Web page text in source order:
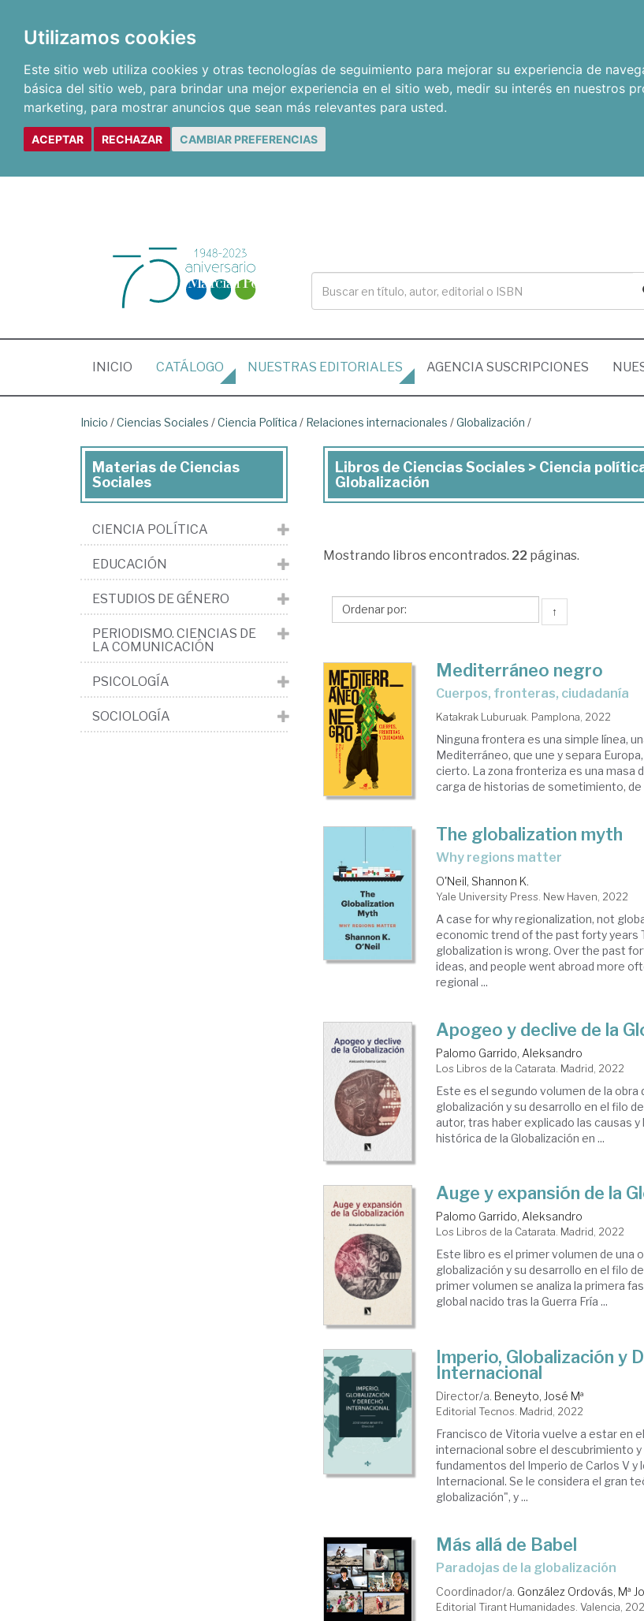
Utilizamos cookies
Este sitio web utiliza cookies y otras tecnologías de seguimiento para mejorar su experiencia de
básica del sitio web, para brindar una mejor experiencia en el sitio web, medir su interés en nuestros
marketing, para mostrar anuncios que sean más relevantes para usted.
ACEPTAR RECHAZAR CAMBIAR PREFERENCIAS
INICIO (CURRENT)
CATÁLOGO NUESTRAS EDITORIALES AGENCIA SUSCRIPCIONES
Inicio /Ciencias Sociales /Ciencia Política / Relaciones internacionales /Globalización /
Libros
de
Sociales
Ciencia
política
Relaciones
internacionales
>
Globalización
Libros de Ciencias Sociales > Ciencia
Globalización
Mostrando libros encontrados. 22 páginas.
↑
Mediterráneo negro
cuerpos, fronteras, ciudadanía
Katakrak Luburuak. Pamplona, 2022
Ninguna frontera es una simple línea,
Mediterráneo, que une y separa
cierto. La zona fronteriza es una masa
carga de historias de sometimiento, de
The globalization myth
why regions matter
O'Neil, Shannon K.
Yale University Press. New Haven, 2022
A case for why regionalization, not
economic trend of the past forty years
globalization is wrong. Over the past
ideas, and people went abroad more
regional ...
Apogeo y declive de la
Palomo Garrido, Aleksandro
Los Libros de la Catarata. Madrid, 2022
Este es el segundo volumen de la obra
globalización y su desarrollo en el filo
autor, tras haber explicado las causas
histórica de la Globalización en ...
Auge y expansión de la
Palomo Garrido, Aleksandro
Los Libros de la Catarata. Madrid, 2022
Este libro es el primer volumen de una
globalización y su desarrollo en el filo
primer volumen se analiza la primera
global nacido tras la Guerra Fría ...
Imperio, Globalización y
Internacional
Director/a. Beneyto, José Mª
Editorial Tecnos. Madrid, 2022
Francisco de Vitoria vuelve a estar en
internacional sobre el descubrimiento
fundamentos del Imperio de Carlos V y
Internacional. Se le considera el gran
globalización", y ...
Más allá de Babel
paradojas de la globalización
Coordinador/a. González Ordovás, Mª
Editorial Tirant Humanidades. Valencia,
Materias de Ciencias
Sociales
CIENCIA POLÍTICA
EDUCACIÓN
ESTUDIOS DE GÉNERO
PERIODISMO. CIENCIAS DE
LA COMUNICACIÓN
PSICOLOGÍA
SOCIOLOGÍA